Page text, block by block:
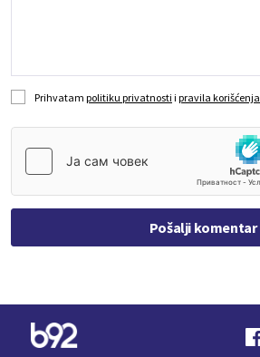
Prihvatam politiku privatnosti i pravila korišćenja
Pošalji komentar